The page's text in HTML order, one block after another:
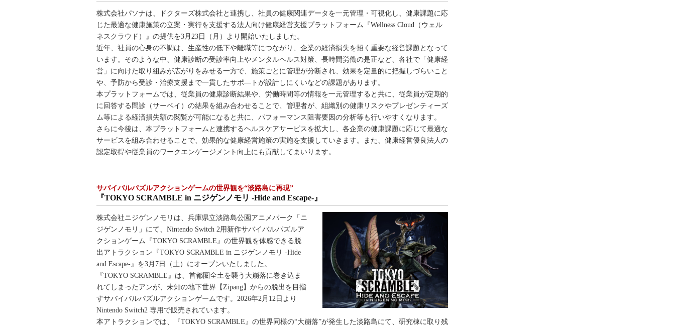
株式会社パソナは、ドクターズ株式会社と連携し、社員の健康関連データを一元管理・可視化し、健康課題に応
じた最適な健康施策の立案・実行を支援する法人向け健康経営支援プラットフォーム『Wellness Cloud（ウェル
ネスクラウド）』の提供を3月23日（月）より開始いたしました。
近年、社員の心身の不調は、生産性の低下や離職等につながり、企業の経済損失を招く重要な経営課題となって
います。そのような中、健康診断の受診率向上やメンタルヘルス対策、長時間労働の是正など、各社で「健康経
営」に向けた取り組みが広がりをみせる一方で、施策ごとに管理が分断され、効果を定量的に把握しづらいこと
や、予防から受診・治療支援まで一貫したサポ―トが設計しにくいなどの課題があります。
本プラットフォームでは、従業員の健康診断結果や、労働時間等の情報を一元管理すると共に、従業員が定期的
に回答する問診（サーベイ）の結果を組み合わせることで、管理者が、組織別の健康リスクやプレゼンティーズ
ム等による経済損失額の閲覧が可能になると共に、パフォーマンス阻害要因の分析等も行いやすくなります。
さらに今後は、本プラットフォームと連携するヘルスケアサービスを拡大し、各企業の健康課題に応じて最適な
サービスを組み合わせることで、効果的な健康経営施策の実施を支援していきます。また、健康経営優良法人の
認定取得や従業員のワークエンゲージメント向上にも貢献してまいります。
サバイバルパズルアクションゲームの世界観を“淡路島に再現”
『TOKYO SCRAMBLE in ニジゲンノモリ -Hide and Escape-』
株式会社ニジゲンノモリは、兵庫県立淡路島公園アニメパーク「ニ
ジゲンノモリ」にて、Nintendo Switch 2用新作サバイバルパズルア
クションゲーム『TOKYO SCRAMBLE』の世界観を体感できる脱
出アトラクション『TOKYO SCRAMBLE in ニジゲンノモリ -Hide
and Escape-』を3月7日（土）にオープンいたしました。
『TOKYO SCRAMBLE』は、首都圏全土を襲う大崩落に巻き込ま
れてしまったアンが、未知の地下世界【Zipang】からの脱出を目指
すサバイバルパズルアクションゲームです。2026年2月12日より
Nintendo Switch2 専用で販売されています。
本アトラクションでは、『TOKYO SCRAMBLE』の世界同様の“大崩落”が発生した淡路島にて、研究棟に取り残